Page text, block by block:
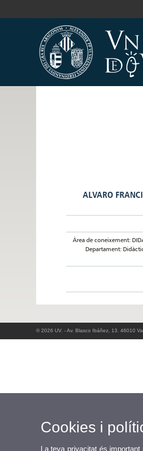
ALVARO
Àrea de coneixement:
Departament:
© 2026 UV. - Av. Blasco Ibáñez, 13. 46010
Cookies i
La teva privacitat és